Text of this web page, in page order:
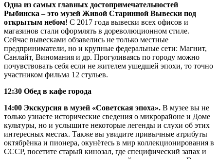
Одна из самых главных достопримечательностей
Рыбинска – это музей Живой Старинной Вывески под
открытым небом! С 2017 года вывески всех офисов и
магазинов стали оформлять в дореволюционном стиле.
Сейчас вывесками обзавелись не только местные
предприниматели, но и крупные федеральные сети: Магнит,
Санлайт, Виномания и др. Прогуливаясь по городу можно
почувствовать себя если не жителем ушедшей эпохи, то точно
участником фильма 12 стульев.
12:30 Обед в кафе города
14:00 Экскурсия в музей «Советская эпоха». В музее вы не
только узнаете исторические сведения о микрорайоне и Доме
культуры, но и услышите некоторые легенды и слухи об этих
интересных местах. Также вы увидите привычные атрибуты
октябрёнка и пионера, окунётесь в мир коллекционирования в
СССР, посетите старый кинозал, где специфический запах и